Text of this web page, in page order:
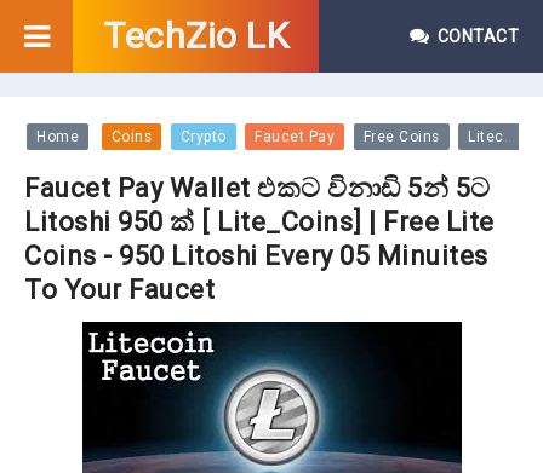
TechZio LK CONTACT
Home Coins Crypto Faucet Pay Free Coins Litecoins
Faucet Pay Wallet එකට විනාඩි 5න් 5ට
Litoshi 950 ක් [ Lite_Coins] | Free Lite
Coins - 950 Litoshi Every 05 Minuites
To Your Faucet